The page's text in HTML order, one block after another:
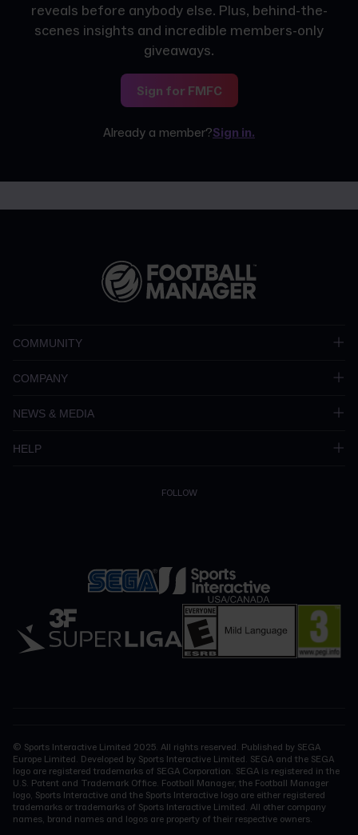
reveals before anybody else. Plus, behind-the-
scenes insights and incredible members-only
giveaways.
Sign for FMFC
Already a member?Sign in.
COMMUNITY
COMPANY
NEWS & MEDIA
HELP
FOLLOW
© Sports Interactive Limited 2025. All rights reserved. Published by SEGA
Europe Limited. Developed by Sports Interactive Limited. SEGA and the SEGA
logo are registered trademarks of SEGA Corporation. SEGA is registered in the
U.S. Patent and Trademark Office. Football Manager, the Football Manager
logo, Sports Interactive and the Sports Interactive logo are either registered
trademarks or trademarks of Sports Interactive Limited. All other company
names, brand names and logos are property of their respective owners.